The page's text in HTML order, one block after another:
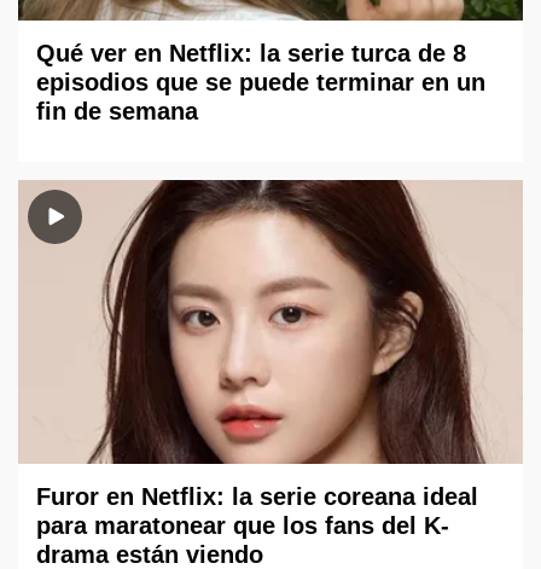
Qué ver en Netflix: la serie turca de 8
episodios que se puede terminar en un
fin de semana
Furor en Netflix: la serie coreana ideal
para maratonear que los fans del K-
drama están viendo